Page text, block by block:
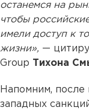
останемся на
чтобы
имели доступ к
жизни», —
Group Тихона
Напомним, после
западных